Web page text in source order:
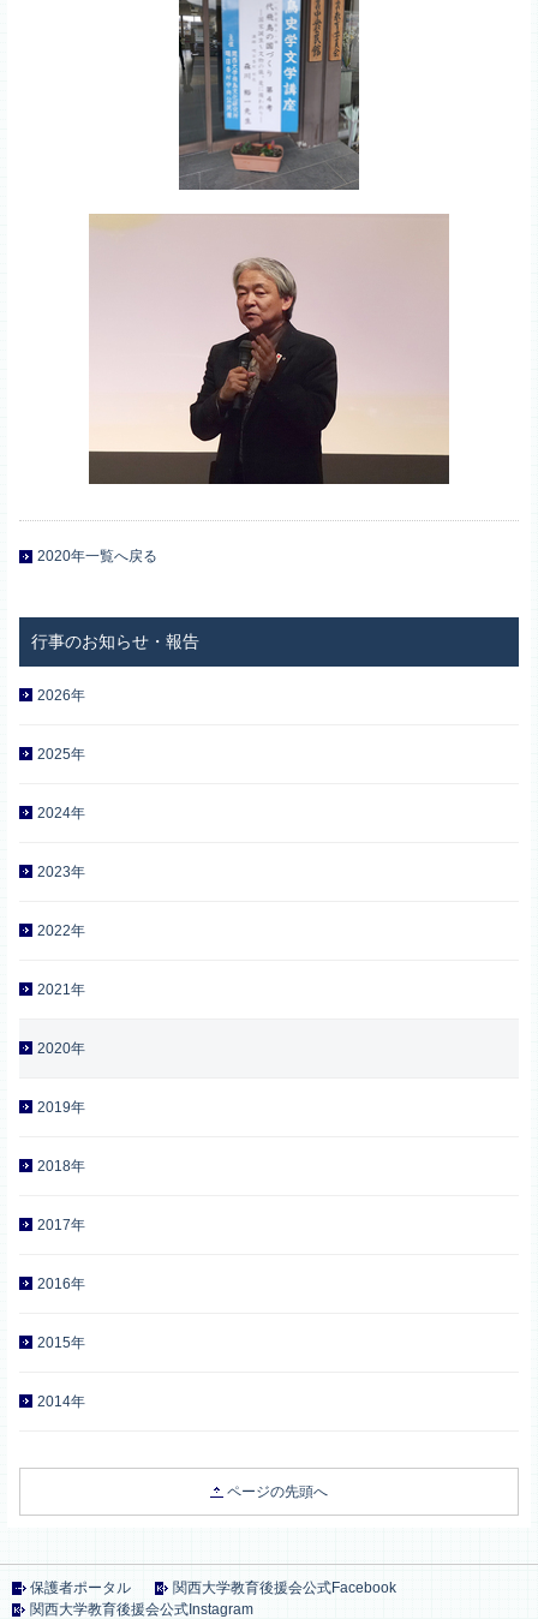
2020年一覧へ戻る
2026年
2025年
2024年
2023年
2022年
2021年
2020年
2019年
2018年
2017年
2016年
2015年
2014年
ページの先頭へ
保護者ポータル
関西大学教育後援会公式Facebook
関西大学教育後援会公式Instagram